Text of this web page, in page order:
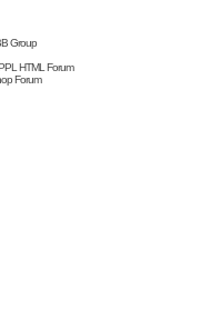
Group
HTML Forum
Forum